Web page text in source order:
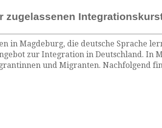
zugelassenen
in Magdeburg, die deutsche Sprache
zur Integration in Deutschland. In
und Migranten. Nachfolgend